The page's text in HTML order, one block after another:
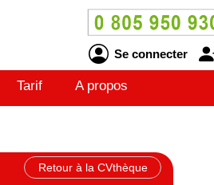
Se connecter
Tarif A propos
Retour à la CVthèque